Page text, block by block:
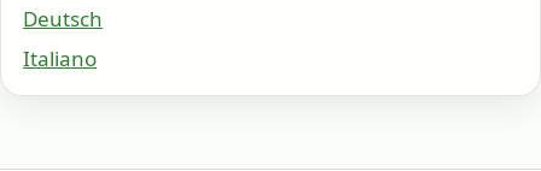
Deutsch
Italiano